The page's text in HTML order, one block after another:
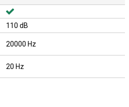
110 dB
20000 Hz
20 Hz